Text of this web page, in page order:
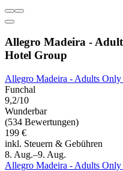
Allegro Madeira -
Hotel Group
Allegro Madeira - Adults
Funchal
9,2/10
Wunderbar
(534 Bewertungen)
199 €
inkl. Steuern & Gebühren
8. Aug.–9. Aug.
Allegro Madeira - Adults